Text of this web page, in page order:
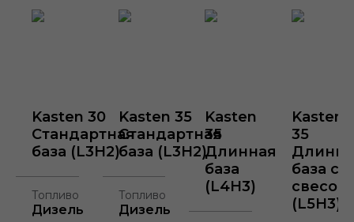
Kasten 30
Стандартная
база (L3H2)
Топливо
Дизель
Kasten 35
Стандартная
база (L3H2)
Топливо
Дизель
Kasten
35
Длинная
база
(L4H3)
Kasten
35
база со
свесом
(L5H3)